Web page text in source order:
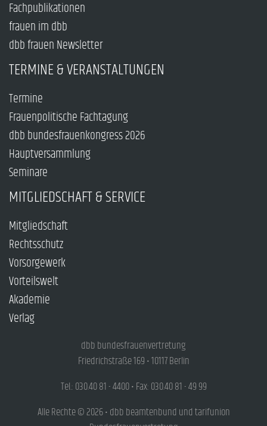
Fachpublikationen
frauen im dbb
dbb frauen Newsletter
TERMINE & VERANSTALTUNGEN
Termine
Frauenpolitische Fachtagung
dbb bundesfrauenkongress 2026
Hauptversammlung
Seminare
MITGLIEDSCHAFT & SERVICE
Mitgliedschaft
Rechtsschutz
Vorsorgewerk
Vorteilswelt
Akademie
Verlag
dbb bundesfrauenvertretung
Friedrichstraße 169 • 10117 Berlin
Tel.: 030.40 81 - 4400 • Fax: 030.40 81 - 49 99
Alle Rechte © 2026 • dbb beamtenbund und tarifunion